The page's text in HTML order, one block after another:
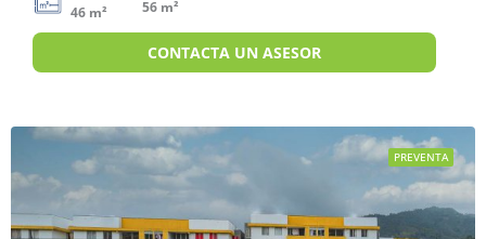
46 m²
56 m²
CONTACTA UN ASESOR
PREVENTA